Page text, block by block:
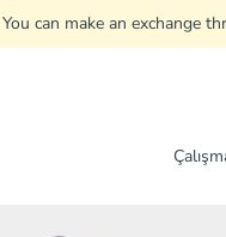
can make an exchange